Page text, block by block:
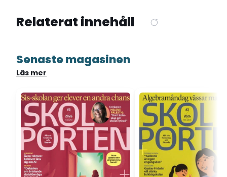
Relaterat innehåll
Senaste magasinen
Läs mer